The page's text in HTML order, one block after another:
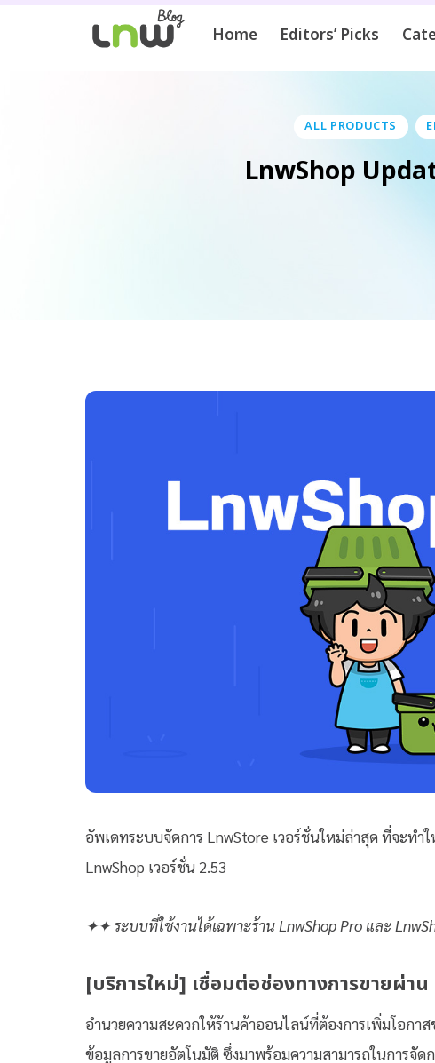
Home Editors’ Picks
ALL PRODUCTS
LnwShop
อัพเดทระบบจัดการ LnwStore เวอร์ชั่นใหม่ล่าสุด ที่จะทำ
LnwShop เวอร์ชั่น 2.53
✦✦ ระบบที่ใช้งานได้เฉพาะร้าน LnwShop Pro และ
[บริการใหม่] เชื่อมต่อช่องทางการขายผ่า
อำนวยความสะดวกให้ร้านค้าออนไลน์ที่ต้องการเพิ่มโอกา
ข้อมูลการขายอัตโนมัติ ซึ่งมาพร้อมความสามารถในการจั